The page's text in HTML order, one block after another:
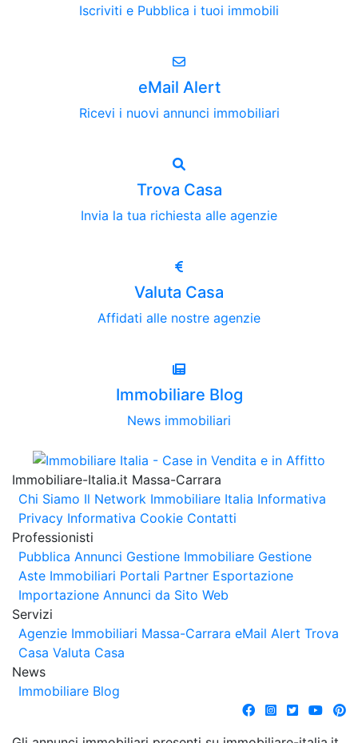
Iscriviti e Pubblica i tuoi immobili
eMail Alert
Ricevi i nuovi annunci immobiliari
Trova Casa
Invia la tua richiesta alle agenzie
Valuta Casa
Affidati alle nostre agenzie
Immobiliare Blog
News immobiliari
Immobiliare-Italia.it Massa-Carrara
Chi Siamo Il Network Immobiliare Italia Informativa
Privacy Informativa Cookie Contatti
Professionisti
Pubblica Annunci Gestione Immobiliare Gestione
Aste Immobiliari Portali Partner Esportazione
Importazione Annunci da Sito Web
Servizi
Agenzie Immobiliari Massa-Carrara eMail Alert Trova
Casa Valuta Casa
News
Immobiliare Blog